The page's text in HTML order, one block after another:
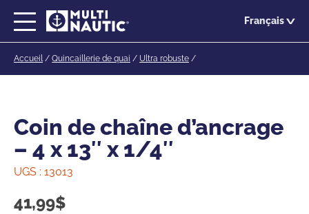
contenu
Français
Accueil/ Quincaillerie de quai / Ultra robuste /
Coin de chaîne d’ancrage
– 4 x 13″ x 1/4″
UGS : 13013
41,99$